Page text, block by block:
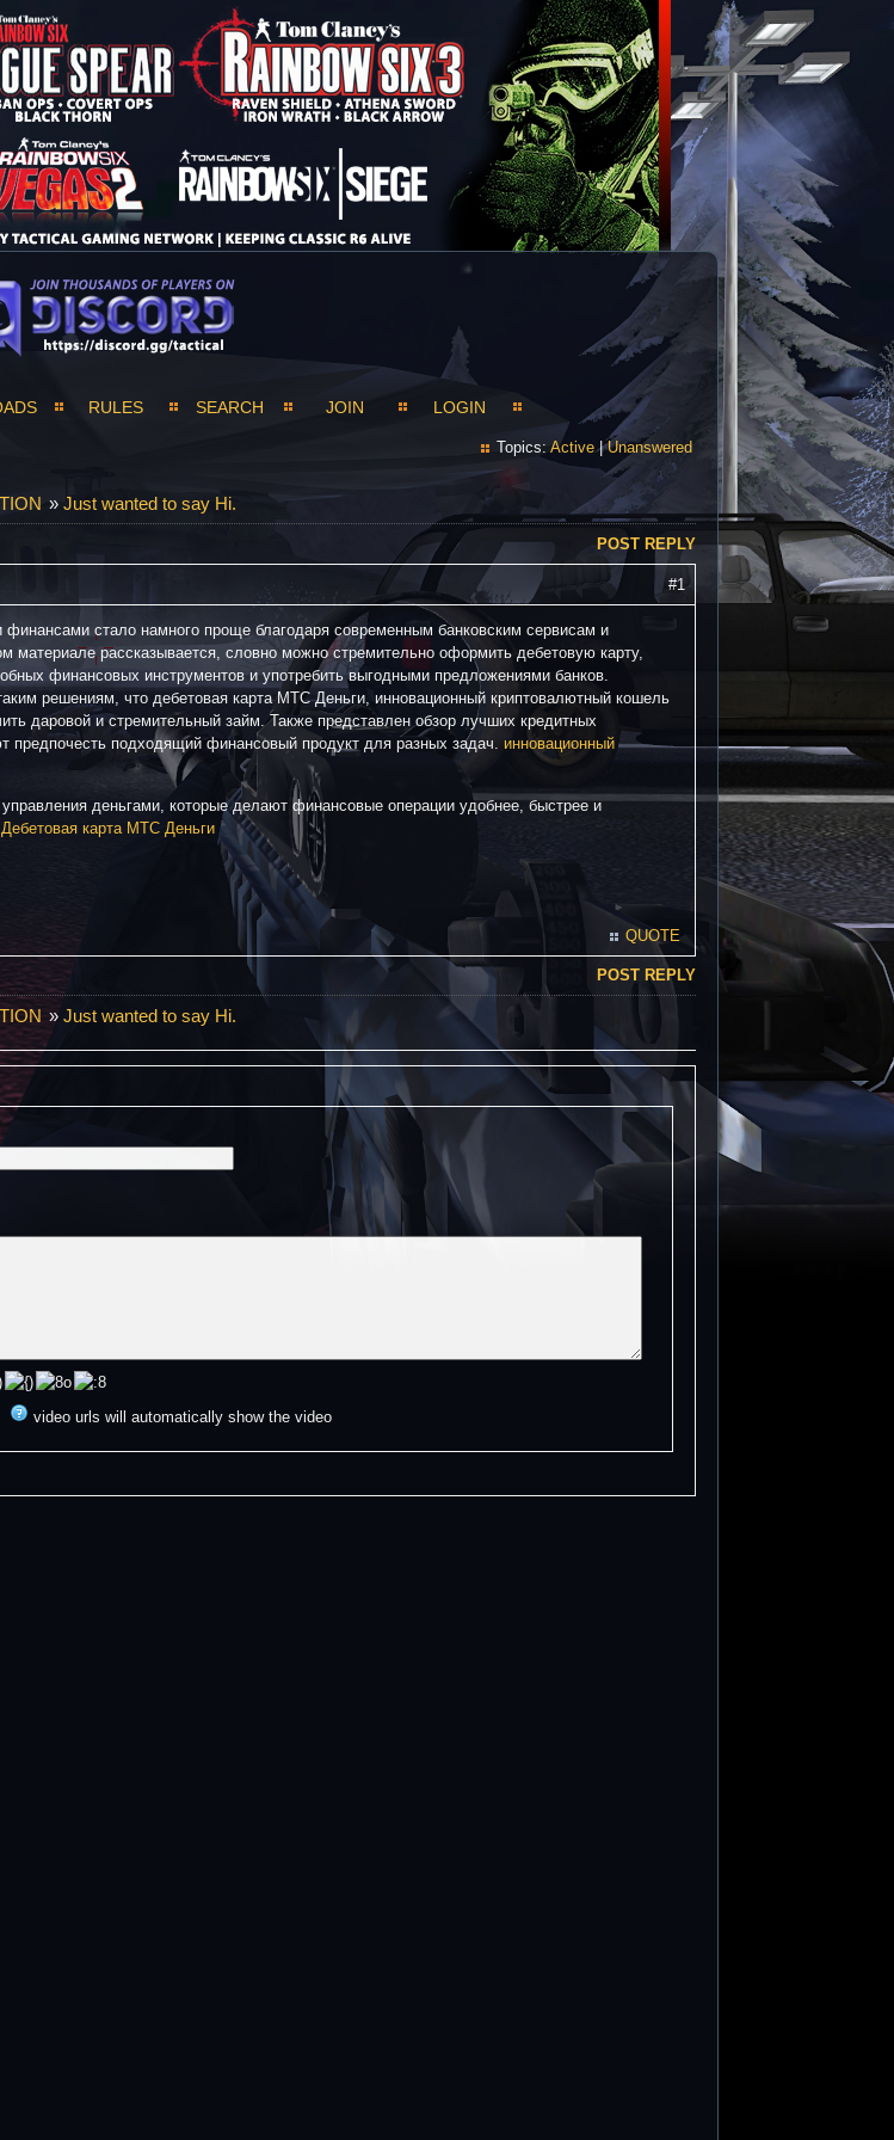
RULES SEARCH JOIN LOGIN
Topics: Active|Unanswered
» Just wanted to say Hi.
POST REPLY
#1
финансами стало намного проще благодаря современным банковским сервисам и
материале рассказывается, словно можно стремительно оформить дебетовую карту,
финансовых инструментов и употребить выгодными предложениями банков.
решениям, что дебетовая карта МТС Деньги, инновационный криптовалютный кошель
даровой и стремительный займ. Также представлен обзор лучших кредитных
предпочесть подходящий финансовый продукт для разных задач. инновационный
деньгами, которые делают финансовые операции удобнее, быстрее и
Дебетовая карта МТС Деньги
QUOTE
POST REPLY
» Just wanted to say Hi.
video urls will automatically show the video